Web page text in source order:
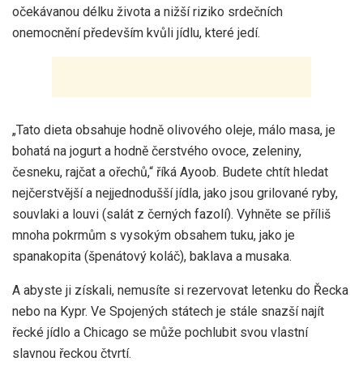
očekávanou délku života a nižší riziko srdečních
onemocnění především kvůli jídlu, které jedí.
„Tato dieta obsahuje hodně olivového oleje, málo masa, je
bohatá na jogurt a hodně čerstvého ovoce, zeleniny,
česneku, rajčat a ořechů,“ říká Ayoob. Budete chtít hledat
nejčerstvější a nejjednodušší jídla, jako jsou grilované ryby,
souvlaki a louvi (salát z černých fazolí). Vyhněte se příliš
mnoha pokrmům s vysokým obsahem tuku, jako je
spanakopita (špenátový koláč), baklava a musaka.
A abyste ji získali, nemusíte si rezervovat letenku do Řecka
nebo na Kypr. Ve Spojených státech je stále snazší najít
řecké jídlo a Chicago se může pochlubit svou vlastní
slavnou řeckou čtvrtí.